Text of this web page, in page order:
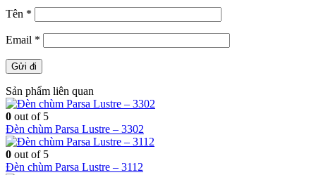
Tên *
Email *
Sản phẩm liên quan
0 out of 5
Đèn chùm Parsa Lustre – 3302
0 out of 5
Đèn chùm Parsa Lustre – 3112